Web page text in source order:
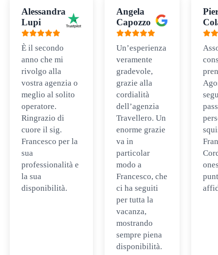
Alessandra
Lupi
È il secondo
anno che mi
rivolgo alla
vostra agenzia o
meglio al solito
operatore.
Ringrazio di
cuore il sig.
Francesco per la
sua
professionalità e
la sua
disponibilità.
Angela
Capozzo
Un’esperienza
veramente
gradevole,
grazie alla
cordialità
dell’agenzia
Travellero. Un
enorme grazie
va in
particolar
modo a
Francesco, che
ci ha seguiti
per tutta la
vacanza,
mostrando
sempre piena
disponibilità.